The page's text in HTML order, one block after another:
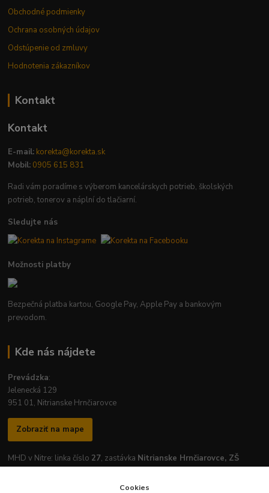
Obchodné podmienky
Ochrana osobných údajov
Odstúpenie od zmluvy
Hodnotenia zákazníkov
Kontakt
Kontakt
E-mail: korekta@korekta.sk
Mobil: 0905 615 831
Radi vám poradíme s výberom kancelárskych potrieb, školských
potrieb, tonerov a náplní do tlačiarní.
Sledujte nás
Možnosti platby
Bezpečná platba kartou, Google Pay, Apple Pay a bankovým
prevodom.
Kde nás nájdete
Prevádzka:
Jelenecká 129
951 01, Nitrianske Hrnčiarovce
Zobraziť na mape
MHD v Nitre: linka číslo 27, zastávka Nitrianske Hrnčiarovce, ZŠ
Cookies